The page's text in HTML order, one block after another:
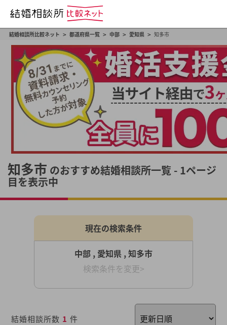
結婚相談所比較ネット > 都道府県一覧 > 中部 > 愛知県 > 知多市
知多市 のおすすめ結婚相談所一覧 - 1ページ
目を表示中
現在の検索条件
中部 , 愛知県 , 知多市
検索条件を変更>
結婚相談所数 1 件